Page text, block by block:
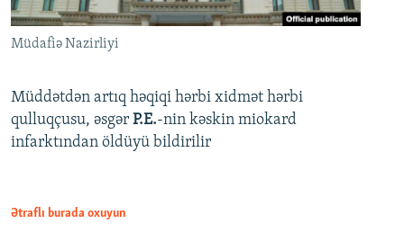
Müdafiə Nazirliyi
Müddətdən artıq həqiqi hərbi xidmət hərbi
qulluqçusu, əsgər P.E.-nin kəskin miokard
infarktından öldüyü bildirilir
Ətraflı burada oxuyun